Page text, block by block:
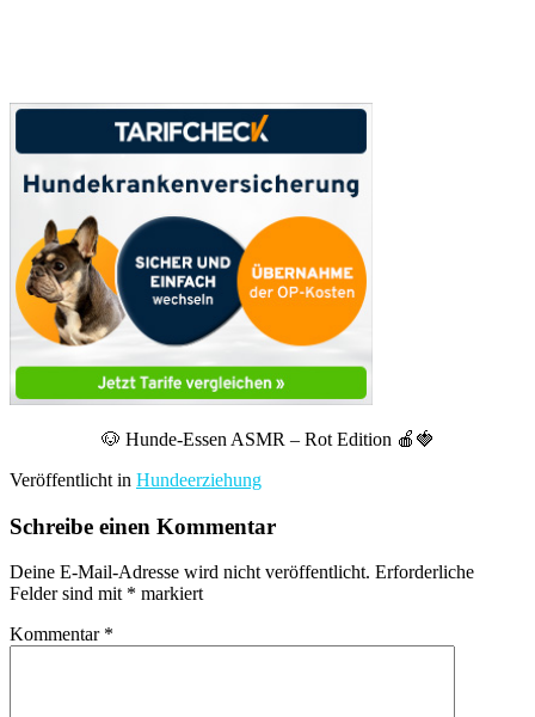
🐶 Hunde-Essen ASMR – Rot Edition 🍎🍓
Veröffentlicht in Hundeerziehung
Schreibe einen Kommentar
Deine E-Mail-Adresse wird nicht veröffentlicht. Erforderliche
Felder sind mit * markiert
Kommentar *